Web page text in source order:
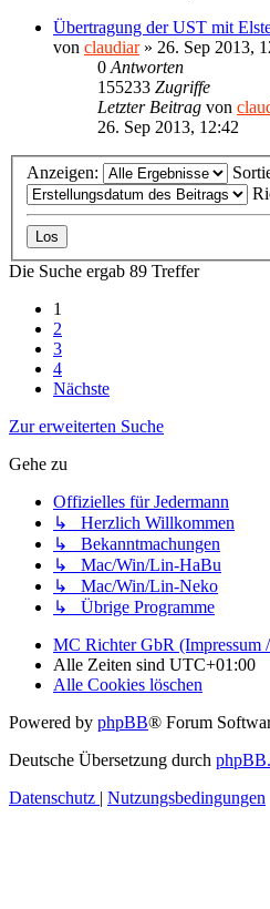
Übertragung der UST mit
von claudiar» 26. Sep 2013,
0 Antworten
155233 Zugriffe
Letzter Beitrag von
26. Sep 2013, 12:42
Anzeigen:
Die Suche ergab 89 Treffer
1
2
3
4
Nächste
Zur erweiterten Suche
Gehe zu
Offizielles für Jedermann
↳ Herzlich Willkommen
↳ Bekanntmachungen
↳ Mac/Win/Lin-HaBu
↳ Mac/Win/Lin-Neko
↳ Übrige Programme
MC Richter GbR (Impressum
Alle Zeiten sind UTC+01:00
Alle Cookies löschen
Powered by phpBB® Forum
Deutsche Übersetzung durch
Datenschutz
Nutzungsbedingungen